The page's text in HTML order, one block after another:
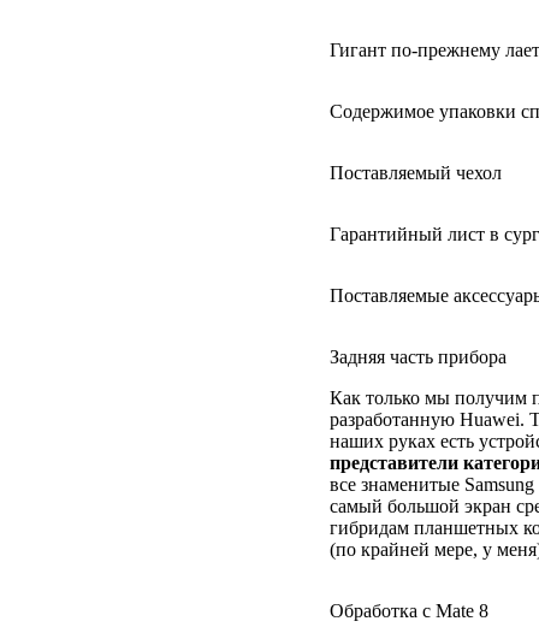
Гигант по-прежнему лает
Содержимое упаковки
Поставляемый чехол
Гарантийный лист в
Поставляемые
Задняя часть прибора
Как только мы получим
разработанную Huawei.
наших руках есть
представители
все знаменитые
самый большой экран
гибридам планшетных
(по крайней мере, у
Обработка с Mate 8